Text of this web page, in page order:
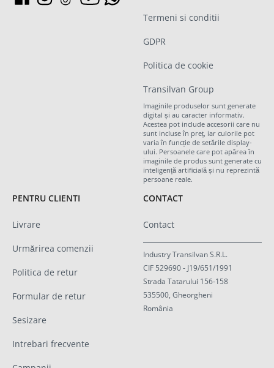
Termeni si conditii
GDPR
Politica de cookie
Transilvan Group
Imaginile produselor sunt generate
digital și au caracter informativ.
Acestea pot include accesorii care nu
sunt incluse în preț, iar culorile pot
varia în funcție de setările display-
ului. Persoanele care pot apărea în
imaginile de produs sunt generate cu
inteligență artificială și nu reprezintă
persoane reale.
PENTRU CLIENTI
Livrare
Urmărirea comenzii
Politica de retur
Formular de retur
Sesizare
Intrebari frecvente
CONTACT
Contact
Industry Transilvan S.R.L.
CIF 529690 - J19/651/1991
Strada Tatarului 156-158
535500, Gheorgheni
România